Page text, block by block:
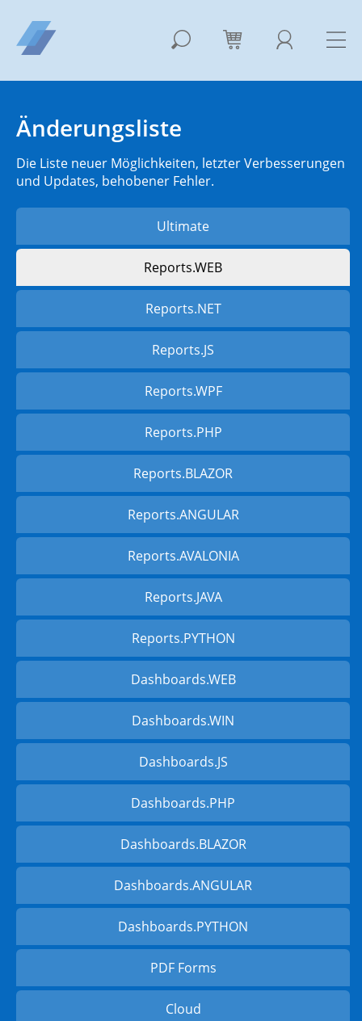
Änderungsliste
Die Liste neuer Möglichkeiten, letzter Verbesserungen
und Updates, behobener Fehler.
Ultimate
Reports.WEB
Reports.NET
Reports.JS
Reports.WPF
Reports.PHP
Reports.BLAZOR
Reports.ANGULAR
Reports.AVALONIA
Reports.JAVA
Reports.PYTHON
Dashboards.WEB
Dashboards.WIN
Dashboards.JS
Dashboards.PHP
Dashboards.BLAZOR
Dashboards.ANGULAR
Dashboards.PYTHON
PDF Forms
Cloud